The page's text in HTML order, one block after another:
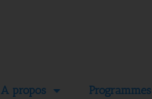
A propos Programmes